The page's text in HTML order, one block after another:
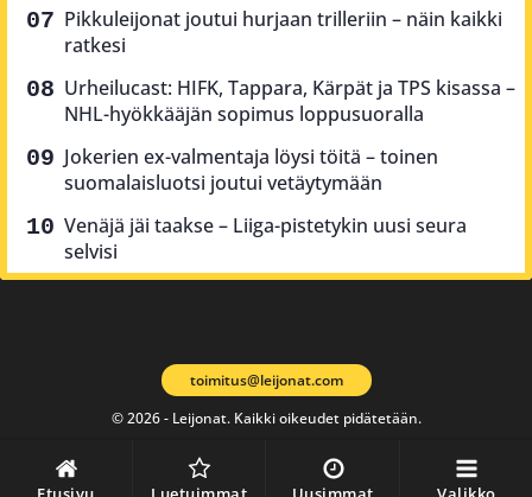
Pikkuleijonat joutui hurjaan trilleriin – näin kaikki
ratkesi
Urheilucast: HIFK, Tappara, Kärpät ja TPS kisassa –
NHL-hyökkääjän sopimus loppusuoralla
Jokerien ex-valmentaja löysi töitä – toinen
suomalaisluotsi joutui vetäytymään
Venäjä jäi taakse – Liiga-pistetykin uusi seura
selvisi
© 2026 - Leijonat. Kaikki oikeudet pidätetään.
toimitus@leijonat.com